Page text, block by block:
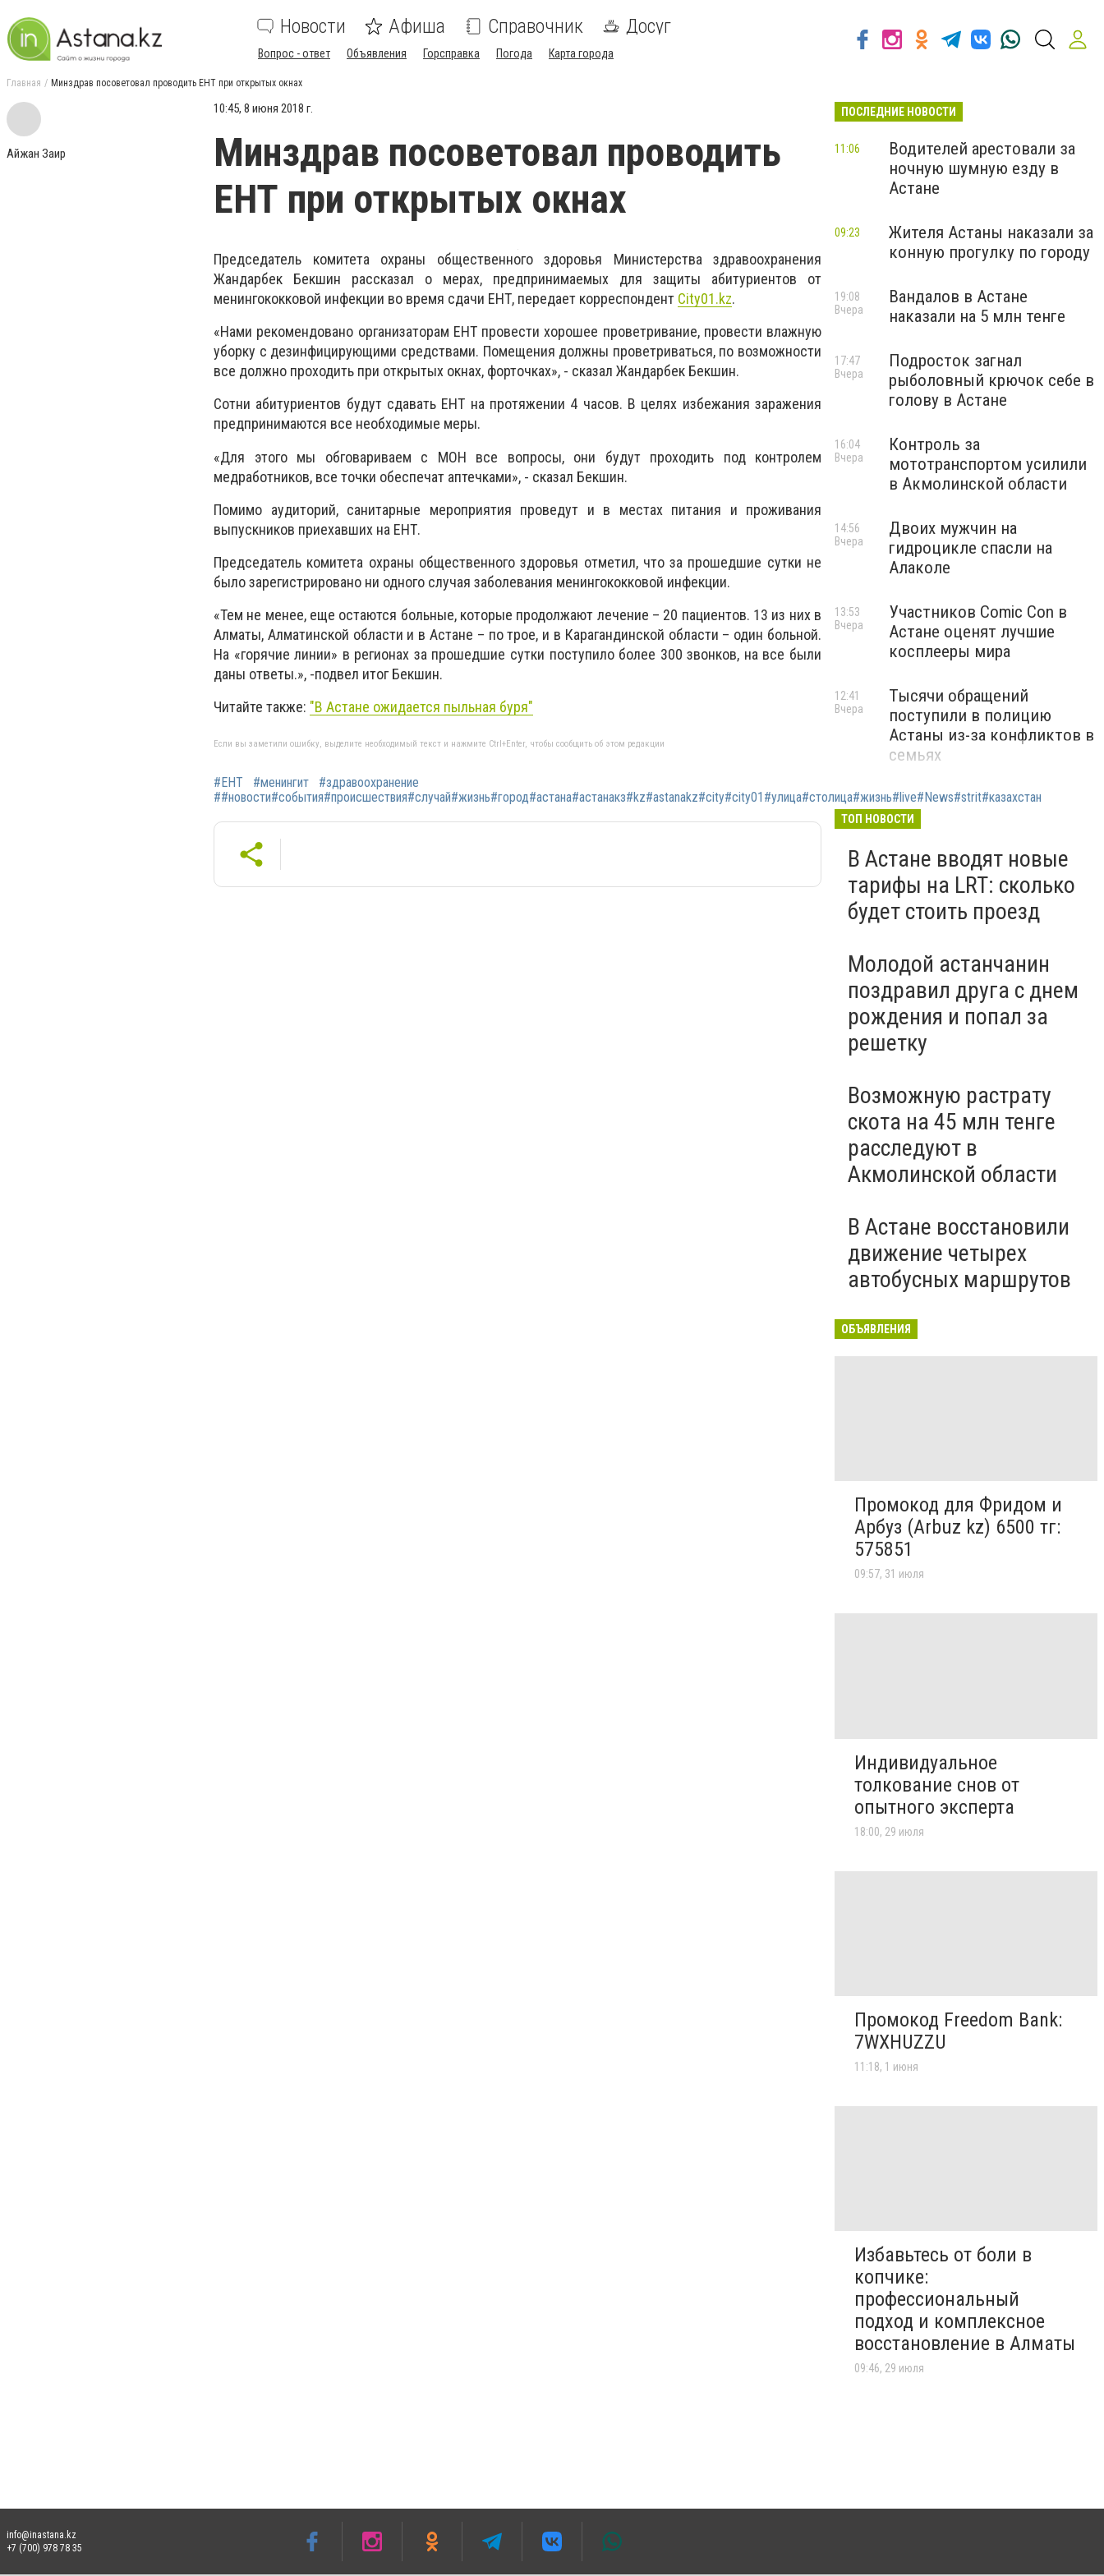
Новости Афиша Справочник Досуг
Вопрос - ответ Объявления Горсправка Погода Карта города
Главная Минздрав посоветовал проводить ЕНТ при открытых окнах
Айжан Заир
10:45, 8 июня 2018 г.
Минздрав посоветовал проводить
ЕНТ при открытых окнах
Председатель комитета охраны общественного здоровья Министерства здравоохранения
Жандарбек Бекшин рассказал о мерах, предпринимаемых для защиты абитуриентов от
менингококковой инфекции во время сдачи ЕНТ, передает корреспондент City01.kz.
«Нами рекомендовано организаторам ЕНТ провести хорошее проветривание, провести влажную
уборку с дезинфицирующими средствами. Помещения должны проветриваться, по возможности
все должно проходить при открытых окнах, форточках», - сказал Жандарбек Бекшин.
Сотни абитуриентов будут сдавать ЕНТ на протяжении 4 часов. В целях избежания заражения
предпринимаются все необходимые меры.
«Для этого мы обговариваем с МОН все вопросы, они будут проходить под контролем
медработников, все точки обеспечат аптечками», - сказал Бекшин.
Помимо аудиторий, санитарные мероприятия проведут и в местах питания и проживания
выпускников приехавших на ЕНТ.
Председатель комитета охраны общественного здоровья отметил, что за прошедшие сутки не
было зарегистрировано ни одного случая заболевания менингококковой инфекции.
«Тем не менее, еще остаются больные, которые продолжают лечение – 20 пациентов. 13 из них в
Алматы, Алматинской области и в Астане – по трое, и в Карагандинской области – один больной.
На «горячие линии» в регионах за прошедшие сутки поступило более 300 звонков, на все были
даны ответы.», -подвел итог Бекшин.
Читайте также: "В Астане ожидается пыльная буря"
Если вы заметили ошибку, выделите необходимый текст и нажмите Ctrl+Enter, чтобы сообщить об этом редакции
#ЕНТ #менингит
#здравоохранение
##новости#события#происшествия#случай#жизнь#город#астана#астанакз#kz#astanakz#city#city01#улица#столица#жизнь#live#News#strit#казахстан
ПОСЛЕДНИЕ НОВОСТИ
Водителей арестовали за
ночную шумную езду в
Астане
11:06
Жителя Астаны наказали за
конную прогулку по городу
09:23
Вандалов в Астане
наказали на 5 млн тенге
19:08
Вчера
Подросток загнал
рыболовный крючок себе в
голову в Астане
17:47
Вчера
Контроль за
мототранспортом усилили
в Акмолинской области
16:04
Вчера
Двоих мужчин на
гидроцикле спасли на
Алаколе
14:56
Вчера
Участников Comic Con в
Астане оценят лучшие
косплееры мира
13:53
Вчера
Тысячи обращений
поступили в полицию
Астаны из-за конфликтов в
семьях
12:41
Вчера
ТОП НОВОСТИ
В Астане вводят новые
тарифы на LRT: сколько
будет стоить проезд
Молодой астанчанин
поздравил друга с днем
рождения и попал за
решетку
Возможную растрату
скота на 45 млн тенге
расследуют в
Акмолинской области
В Астане восстановили
движение четырех
автобусных маршрутов
ОБЪЯВЛЕНИЯ
Промокод для Фридом и
Арбуз (Arbuz kz) 6500 тг:
575851
09:57, 31 июля
Индивидуальное
толкование снов от
опытного эксперта
18:00, 29 июля
Промокод Freedom Bank:
7WXHUZZU
11:18, 1 июня
Избавьтесь от боли в
копчике:
профессиональный
подход и комплексное
восстановление в Алматы
09:46, 29 июля
info@inastana.kz
+7 (700) 978 78 35